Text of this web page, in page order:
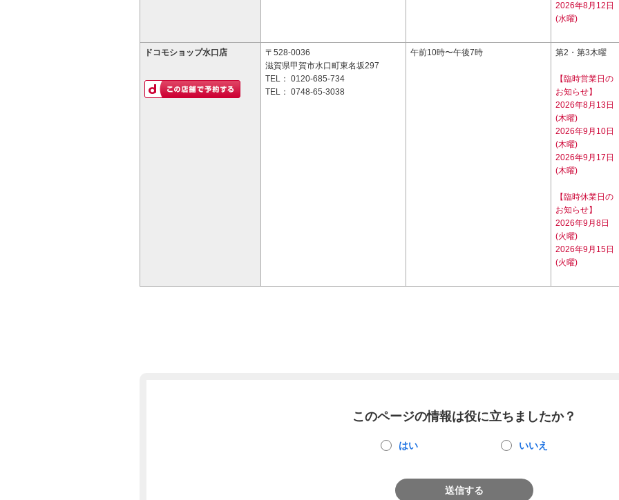
2026年8月12日
(水曜)
ドコモショップ水口店
〒528-0036
滋賀県甲賀市水口町東名坂297
TEL： 0120-685-734
TEL： 0748-65-3038
午前10時〜午後7時 第2・第3木曜
【臨時営業日の
お知らせ】
2026年8月13日
(木曜)
2026年9月10日
(木曜)
2026年9月17日
(木曜)
【臨時休業日の
お知らせ】
2026年9月8日
(火曜)
2026年9月15日
(火曜)
このページの情報は役に立ちましたか？
はい いいえ
送信する